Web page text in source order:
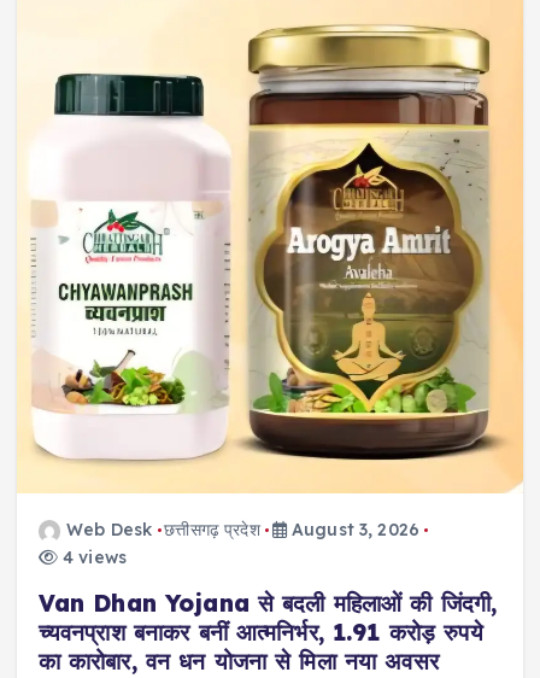
Web Desk छत्तीसगढ़ प्रदेश
August 3, 2026
4 views
Van Dhan Yojana से बदली महिलाओं की जिंदगी,
च्यवनप्राश बनाकर बनीं आत्मनिर्भर, 1.91 करोड़ रुपये
का कारोबार, वन धन योजना से मिला नया अवसर